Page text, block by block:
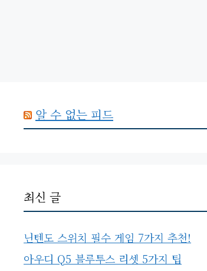
알 수 없는 피드
최신 글
닌텐도 스위치 필수 게임 7가지 추천!
아우디 Q5 블루투스 리셋 5가지 팁